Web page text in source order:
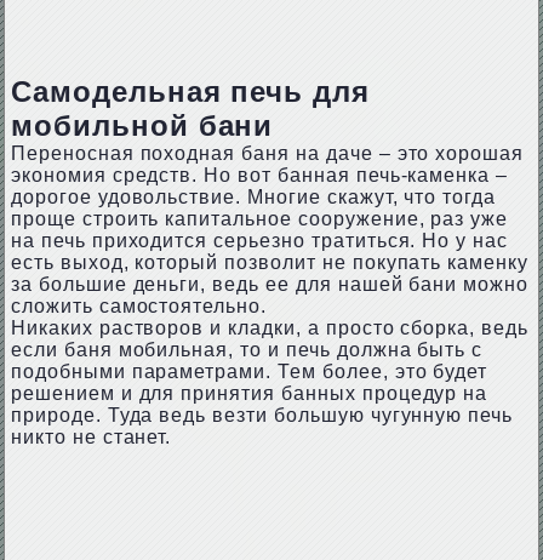
Самодельная печь для
мобильной бани
Переносная походная баня на даче – это хорошая
экономия средств. Но вот банная печь-каменка –
дорогое удовольствие. Многие скажут, что тогда
проще строить капитальное сооружение, раз уже
на печь приходится серьезно тратиться. Но у нас
есть выход, который позволит не покупать каменку
за большие деньги, ведь ее для нашей бани можно
сложить самостоятельно.
Никаких растворов и кладки, а просто сборка, ведь
если баня мобильная, то и печь должна быть с
подобными параметрами. Тем более, это будет
решением и для принятия банных процедур на
природе. Туда ведь везти большую чугунную печь
никто не станет.